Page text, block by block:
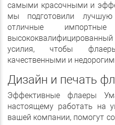
самыми красочными и
мы подготовили
отличные
усилия, чтобы
качественными и
Дизайн и печать
Эффективные флаеры
настоящему работать на
вашей компании, помогут